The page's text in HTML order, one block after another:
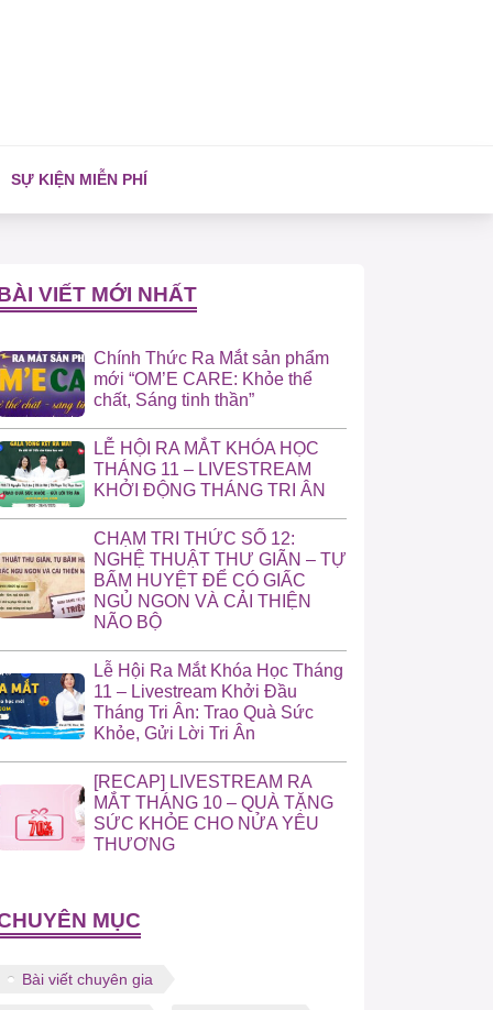
SỰ KIỆN MIỄN PHÍ
VIẾT MỚI NHẤT
Chính Thức Ra Mắt sản phẩm
mới “OM’E CARE: Khỏe thể
chất, Sáng tinh thần”
LỄ HỘI RA MẮT KHÓA HỌC
THÁNG 11 – LIVESTREAM
KHỞI ĐỘNG THÁNG TRI ÂN
CHẠM TRI THỨC SỐ 12:
NGHỆ THUẬT THƯ GIÃN – TỰ
BẤM HUYỆT ĐỂ CÓ GIẤC
NGỦ NGON VÀ CẢI THIỆN
NÃO BỘ
Lễ Hội Ra Mắt Khóa Học Tháng
11 – Livestream Khởi Đầu
Tháng Tri Ân: Trao Quà Sức
Khỏe, Gửi Lời Tri Ân
[RECAP] LIVESTREAM RA
MẮT THÁNG 10 – QUÀ TẶNG
SỨC KHỎE CHO NỬA YÊU
THƯƠNG
MỤC
Bài viết chuyên gia